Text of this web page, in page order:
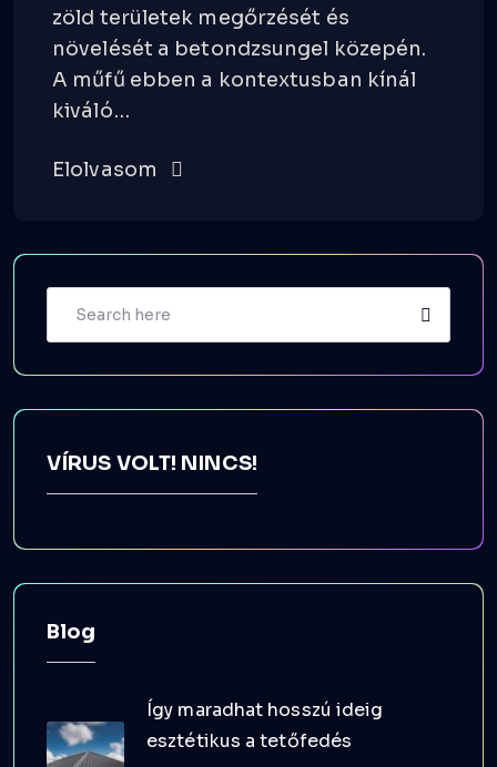
zöld területek megőrzését és
növelését a betondzsungel közepén.
A műfű ebben a kontextusban kínál
kiváló…
Elolvasom
VÍRUS VOLT! NINCS!
Blog
Így maradhat hosszú ideig
esztétikus a tetőfedés